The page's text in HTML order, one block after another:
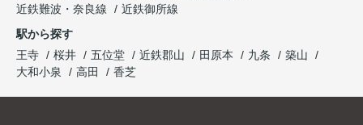
近鉄難波・奈良線
近鉄御所線
駅から探す
王寺
桜井 五位堂 近鉄郡山 田原本 九条
築山
大和小泉
高田 香芝